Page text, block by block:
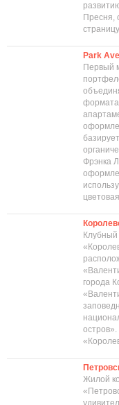
Пресня,
Park
Первый
формата
Фрэнка
Клубный
города
Жилой